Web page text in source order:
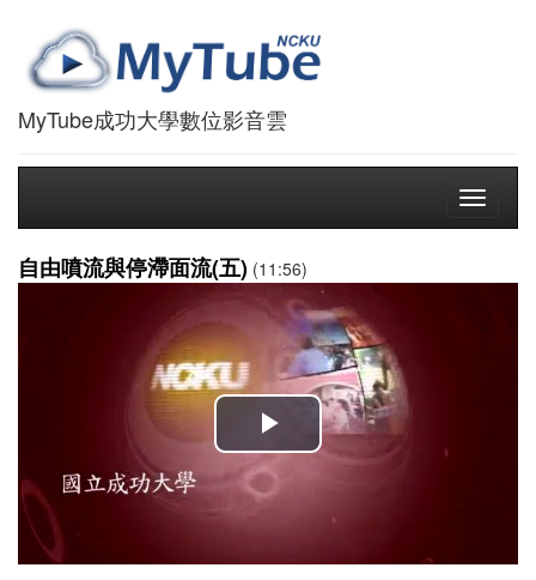
MyTube成功大學數位影音雲
Toggle
自由噴流與停滯面流(五) (11:56)
播
放
影